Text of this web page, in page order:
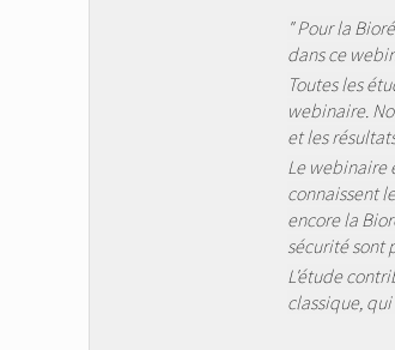
" Pour la
dans ce
Toutes les
webinaire.
et les
Le webinaire
connaissent
encore la
sécurité sont
L'étude
classique,